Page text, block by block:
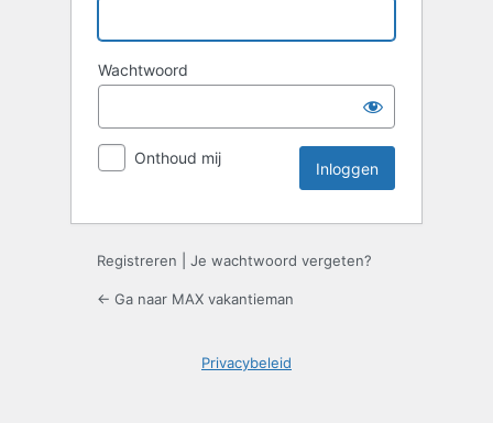
Wachtwoord
Onthoud mij
Registreren Je wachtwoord vergeten?
← Ga naar MAX vakantieman
Privacybeleid